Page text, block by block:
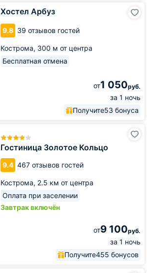
Хостел Арбуз
9.8 39 отзывов гостей
Кострома, 300 м от центра
Бесплатная отмена
от1 050руб.
за 1 ночь
Получите53 бонуса
Гостиница Золотое Кольцо
9.4 467 отзывов гостей
Кострома, 2.5 км от центра
Оплата при заселении
Завтрак включён
от9 100руб.
за 1 ночь
Получите455 бонусов